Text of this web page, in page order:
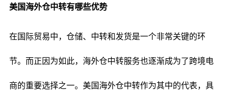
美国海外仓中转有哪些优势
在国际贸易中，仓储、中转和发货是一个非常关键的环
节。而正因为如此，海外仓中转服务也逐渐成为了跨境电
商的重要选择之一。美国海外仓中转作为其中的代表，具